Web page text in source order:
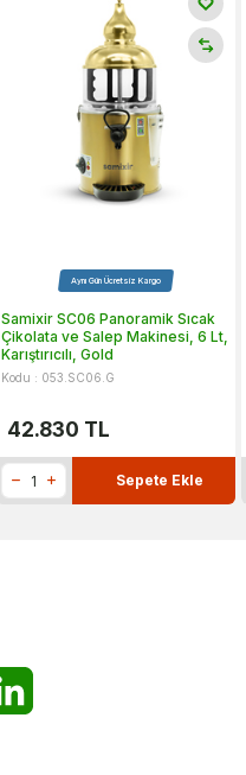
Aynı Gün Ücretsiz Kargo
Samixir SC06 Panoramik Sıcak
Çikolata ve Salep Makinesi, 6 Lt,
Karıştırıcılı, Gold
Kodu : 053.SC06.G
42.830 TL
Sepete Ekle